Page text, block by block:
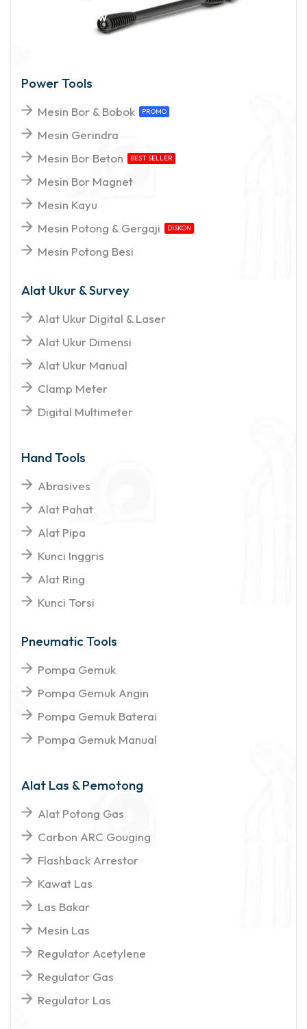
Discover Now
Power Tools
Mesin Bor & Bobok PROMO
Mesin Gerindra
Mesin Bor Beton
BEST SELLER
Mesin Bor Magnet
Mesin Kayu
Mesin Potong & Gergaji
DISKON
Mesin Potong Besi
Alat Ukur & Survey
Alat Ukur Digital & Laser
Alat Ukur Dimensi
Alat Ukur Manual
Clamp Meter
Digital Multimeter
Hand Tools
Abrasives
Alat Pahat
Alat Pipa
Kunci Inggris
Alat Ring
Kunci Torsi
Pneumatic Tools
Pompa Gemuk
Pompa Gemuk Angin
Pompa Gemuk Baterai
Pompa Gemuk Manual
Alat Las & Pemotong
Alat Potong Gas
Carbon ARC Gouging
Flashback Arrestor
Kawat Las
Las Bakar
Mesin Las
Regulator Acetylene
Regulator Gas
Regulator Las